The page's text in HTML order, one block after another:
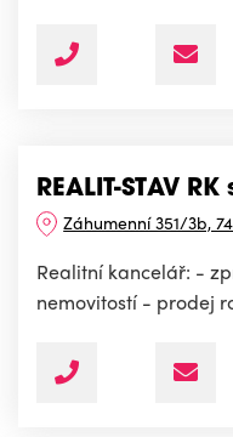
REALIT-STAV RK
Záhumenní 351/3b,
Realitní kancelář: -
nemovitostí - prodej